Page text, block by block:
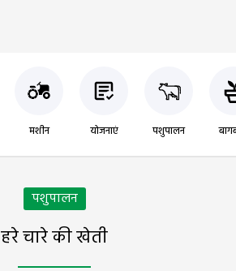
मशीन योजनाएं पशुपालन
पशुपालन
हरे चारे की खेती